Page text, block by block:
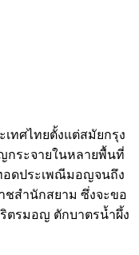
ทศไทยตั้งแต่สมัยกรุง
กระจายในหลายพื้นที่
อดประเพณีมอญจนถึง
สำนักสยาม ซึ่งจะขอ
รมอญ ตักบาตรน้ำผึ้ง